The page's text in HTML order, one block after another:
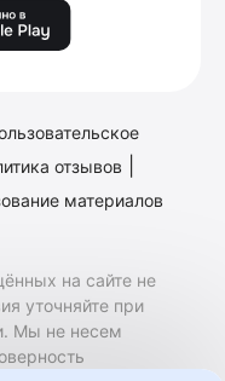
отзывов
материалов
на сайте не
уточняйте при
Мы не несем